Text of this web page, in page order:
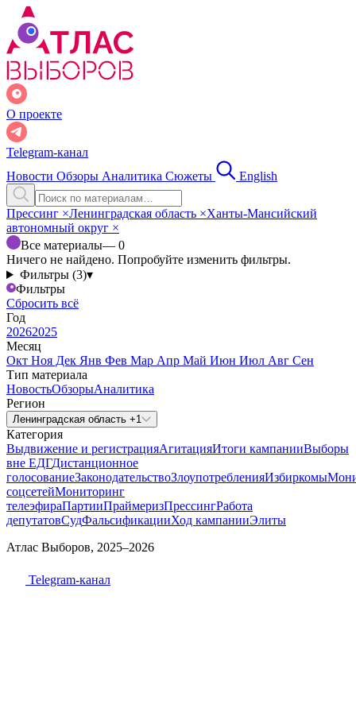
О проекте
Telegram-канал
Новости Обзоры Аналитика Сюжеты English
Прессинг ×Ленинградская область ×Ханты-Мансийский
автономный округ ×
Все материалы— 0
Ничего не найдено. Попробуйте изменить фильтры.
Фильтры (3)▾
Фильтры
Сбросить всё
Год
20262025
Месяц
Окт Ноя Дек Янв Фев Мар Апр Май Июн Июл Авг Сен
Тип материала
НовостьОбзорыАналитика
Регион
Ленинградская область +1
Категория
Выдвижение и регистрацияАгитацияИтоги кампанииВыборы
вне ЕДГДистанционное
голосованиеЗаконодательствоЗлоупотребленияИзбиркомы
соцсетейМониторинг
телеэфираПартииПраймеризПрессингРабота
депутатовСудФальсификацииХод кампанииЭлиты
Атлас Выборов, 2025–2026
Telegram-канал